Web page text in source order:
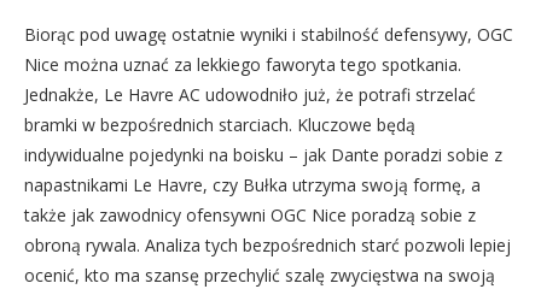
Biorąc pod uwagę ostatnie wyniki i stabilność defensywy, OGC
Nice można uznać za lekkiego faworyta tego spotkania.
Jednakże, Le Havre AC udowodniło już, że potrafi strzelać
bramki w bezpośrednich starciach. Kluczowe będą
indywidualne pojedynki na boisku – jak Dante poradzi sobie z
napastnikami Le Havre, czy Bułka utrzyma swoją formę, a
także jak zawodnicy ofensywni OGC Nice poradzą sobie z
obroną rywala. Analiza tych bezpośrednich starć pozwoli lepiej
ocenić, kto ma szansę przechylić szalę zwycięstwa na swoją